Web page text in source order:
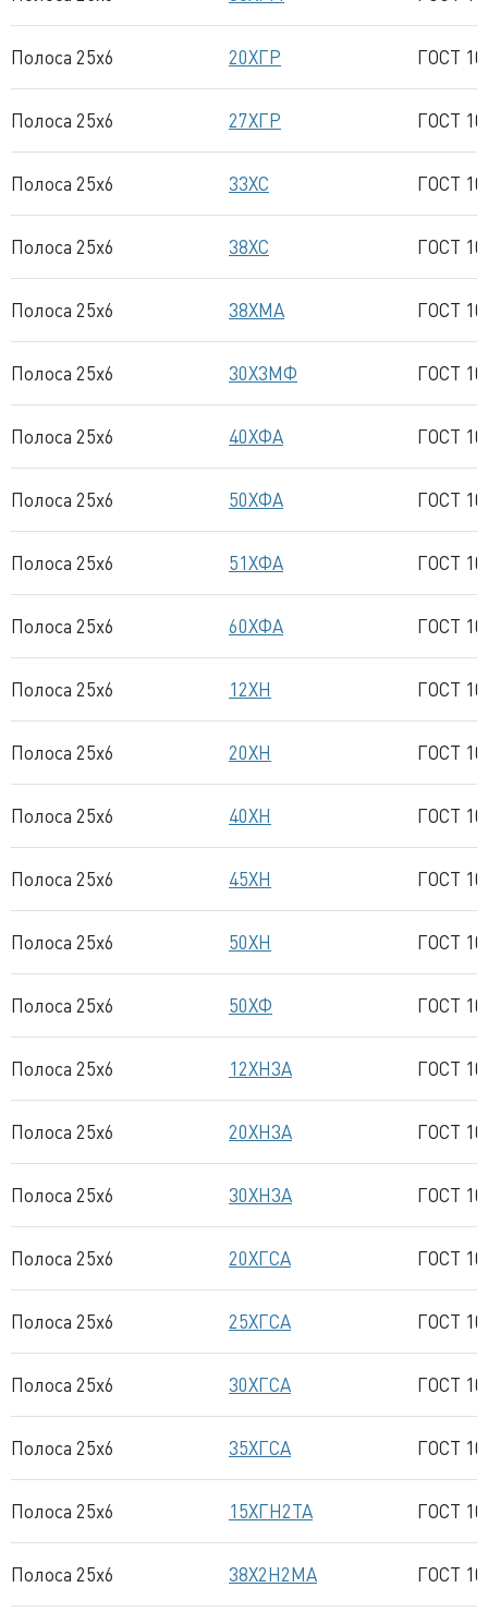
Полоса 25x6 20ХГР ГОСТ
Полоса 25x6 27ХГР ГОСТ
Полоса 25x6 33ХС ГОСТ
Полоса 25x6 38ХС ГОСТ
Полоса 25x6 38ХМА ГОСТ
Полоса 25x6 30Х3МФ ГОСТ
Полоса 25x6 40ХФА ГОСТ
Полоса 25x6 50ХФА ГОСТ
Полоса 25x6 51ХФА ГОСТ
Полоса 25x6 60ХФА ГОСТ
Полоса 25x6 12ХН ГОСТ
Полоса 25x6 20ХН ГОСТ
Полоса 25x6 40ХН ГОСТ
Полоса 25x6 45ХН ГОСТ
Полоса 25x6 50ХН ГОСТ
Полоса 25x6 50ХФ ГОСТ
Полоса 25x6 12ХН3А ГОСТ
Полоса 25x6 20ХН3А ГОСТ
Полоса 25x6 30ХН3А ГОСТ
Полоса 25x6 20ХГСА ГОСТ
Полоса 25x6 25ХГСА ГОСТ
Полоса 25x6 30ХГСА ГОСТ
Полоса 25x6 35ХГСА ГОСТ
Полоса 25x6 15ХГН2ТА ГОСТ
Полоса 25x6 38Х2Н2МА ГОСТ